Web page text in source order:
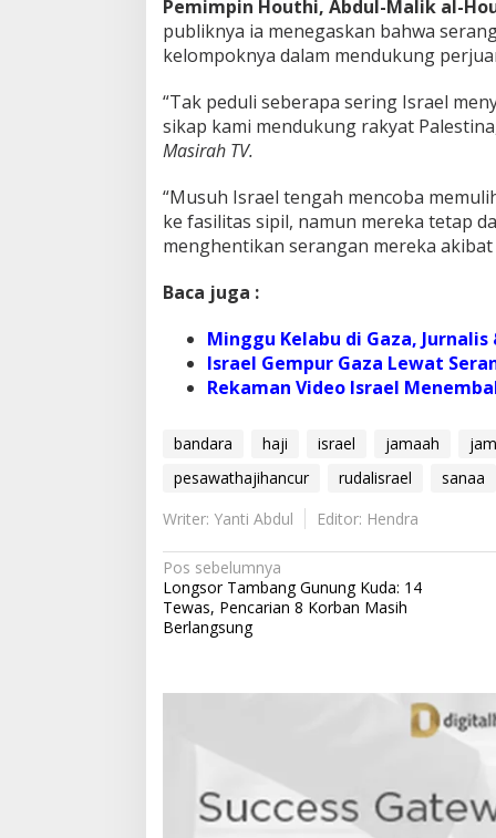
Pemimpin Houthi, Abdul-Malik al-
publiknya ia menegaskan bahwa
kelompoknya dalam mendukung
“Tak peduli seberapa sering Israel
sikap kami mendukung rakyat
Masirah TV.
“Musuh Israel tengah mencoba
ke fasilitas sipil, namun mereka tetap
menghentikan serangan mereka akibat
Baca juga :
Minggu Kelabu di Gaza,
Israel Gempur Gaza Lewat
Rekaman Video Israel
bandara haji israel jamaah
pesawathajihancur
rudalisrael sanaa
Writer: Yanti Abdul
Editor: Hendra
N
a
v
g
Pos sebelumnya
Longsor Tambang Gunung Kuda: 14
Tewas, Pencarian 8 Korban Masih
Berlangsung